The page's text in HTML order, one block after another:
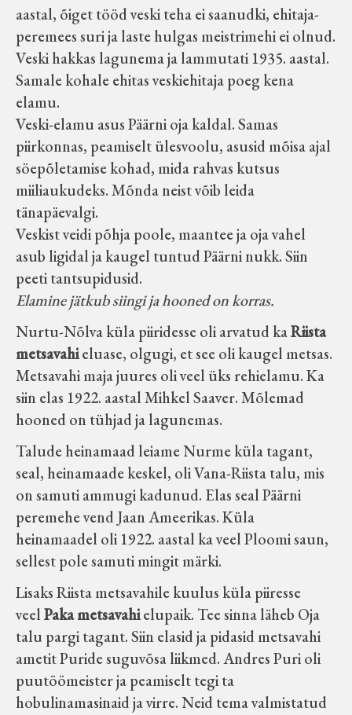
aastal, õiget tööd veski teha ei saanudki, ehitaja-
peremees suri ja laste hulgas meistrimehi ei olnud.
Veski hakkas lagunema ja lammutati 1935. aastal.
Samale kohale ehitas veskiehitaja poeg kena
elamu.
Veski-elamu asus Päärni oja kaldal. Samas
piirkonnas, peamiselt ülesvoolu, asusid mõisa ajal
söepõletamise kohad, mida rahvas kutsus
miiliaukudeks. Mõnda neist võib leida
tänapäevalgi.
Veskist veidi põhja poole, maantee ja oja vahel
asub ligidal ja kaugel tuntud Päärni nukk. Siin
peeti tantsupidusid.
Elamine jätkub siingi ja hooned on korras.
Nurtu-Nõlva küla piiridesse oli arvatud kaRiista
metsavahieluase, olgugi, et see oli kaugel metsas.
Metsavahi maja juures oli veel üks rehielamu. Ka
siin elas 1922. aastal Mihkel Saaver. Mõlemad
hooned on tühjad ja lagunemas.
Talude heinamaad leiame Nurme küla tagant,
seal, heinamaade keskel, oli Vana-Riista talu, mis
on samuti ammugi kadunud. Elas seal Päärni
peremehe vend Jaan Ameerikas. Küla
heinamaadel oli 1922. aastal ka veel Ploomi saun,
sellest pole samuti mingit märki.
Lisaks Riista metsavahile kuulus küla piiresse
veelPaka metsavahielupaik. Tee sinna läheb Oja
talu pargi tagant. Siin elasid ja pidasid metsavahi
ametit Puride suguvõsa liikmed. Andres Puri oli
puutöömeister ja peamiselt tegi ta
hobulinamasinaid ja virre. Neid tema valmistatud